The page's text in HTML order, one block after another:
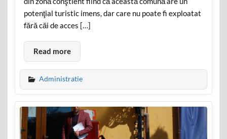
potenţial turistic imens, dar care nu poate fi exploatat
fără căi de acces […]
Read more
Administratie